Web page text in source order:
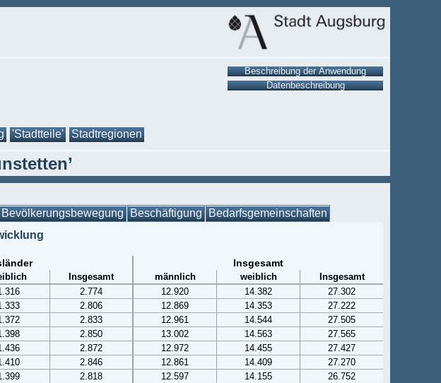
'Stadtteile' Stadtregionen
Bevölkerungsbewegung Beschäftigung Bedarfsgemeinschaften
Insgesamt
Insgesamt männlich weiblich
Insgesamt
2.774 12.920 14.382
27.302
2.806 12.869 14.353
27.222
2.833 12.961 14.544
27.505
2.850 13.002 14.563
27.565
2.872 12.972 14.455
27.427
2.846 12.861 14.409
27.270
2.818 12.597 14.155
26.752